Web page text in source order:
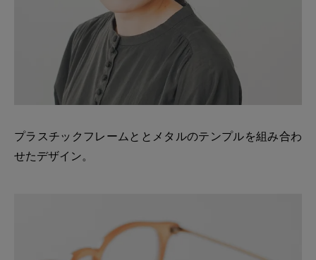
プラスチックフレームととメタルのテンプルを組み合わ
せたデザイン。